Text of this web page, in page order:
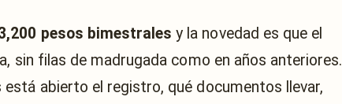
pesos bimestrales y la novedad es que el
sin filas de madrugada como en años anteriores.
abierto el registro, qué documentos llevar,